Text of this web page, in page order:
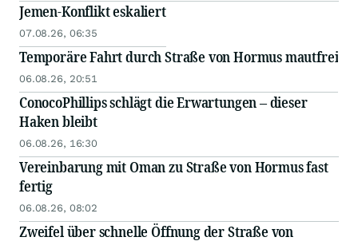
Jemen-Konflikt eskaliert
07.08.26, 06:35
Temporäre Fahrt durch Straße von Hormus mautfrei
06.08.26, 20:51
ConocoPhillips schlägt die Erwartungen – dieser
Haken bleibt
06.08.26, 16:30
Vereinbarung mit Oman zu Straße von Hormus fast
fertig
06.08.26, 08:02
Zweifel über schnelle Öffnung der Straße von